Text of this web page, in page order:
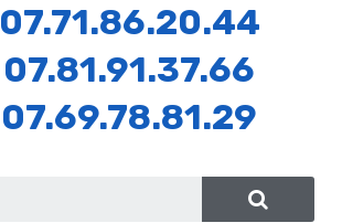
07.71.86.20.44
07.81.91.37.66
07.69.78.81.29